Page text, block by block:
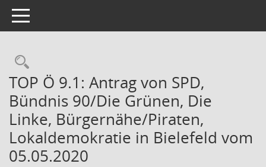
Toggle navigation
Rechercheauswahl
TOP Ö 9.1: Antrag von SPD,
Bündnis 90/Die Grünen, Die
Linke, Bürgernähe/Piraten,
Lokaldemokratie in Bielefeld vom
05.05.2020